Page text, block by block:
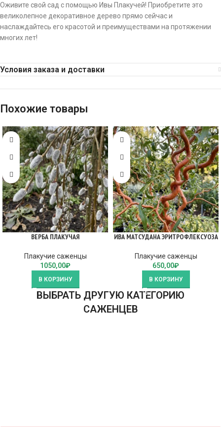
Оживите свой сад с помощью Ивы Плакучей! Приобретите это
великолепное декоративное дерево прямо сейчас и
наслаждайтесь его красотой и преимуществами на протяжении
многих лет!
Условия заказа и доставки
Похожие товары
ВЕРБА ПЛАКУЧАЯ
Плакучие саженцы
1050,00₽
В КОРЗИНУ
ИВА МАТСУДАНА ЭРИТРОФЛЕКСУОЗА
Плакучие саженцы
650,00₽
В КОРЗИНУ
ВЫБРАТЬ ДРУГУЮ КАТЕГОРИЮ
САЖЕНЦЕВ